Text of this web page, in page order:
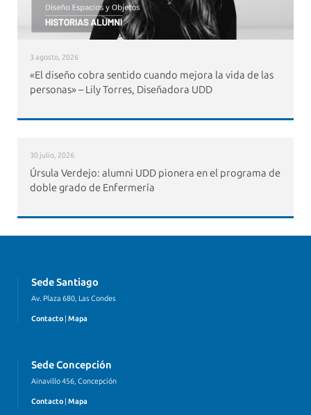
3 agosto, 2026
«El diseño cobra sentido cuando mejora la vida de las
personas» – Lily Torres, Diseñadora UDD
30 julio, 2026
Úrsula Verdejo: alumni UDD pionera en el programa de
doble grado de Enfermería
Sede Santiago
Av. Plaza 680, Las Condes
Contacto Mapa
Sede Concepción
Ainavillo 456, Concepción
Contacto | Mapa